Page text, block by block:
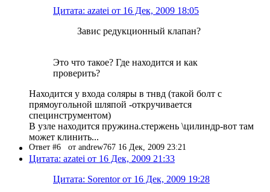
Цитата: azatei от 16 Дек, 2009 18:05
Завис редукционный клапан?
Это что такое? Где находится и как
проверить?
Находится у входа соляры в тнвд (такой болт с
прямоугольной шляпой -откручивается
специнструментом)
В узле находится пружина.стержень \цилиндр-вот там
может клинить...
Ответ #6 от andrew767 16 Дек, 2009 23:21
Цитата: azatei от 16 Дек, 2009 21:33
Цитата: Sorentor от 16 Дек, 2009 19:28